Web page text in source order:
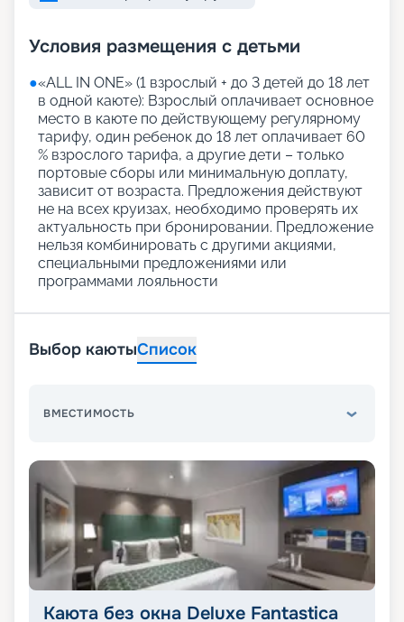
Условия размещения с детьми
●«АLL IN ONE» (1 взрослый + до 3 детей до 18 лет
в одной каюте): Взрослый оплачивает основное
место в каюте по действующему регулярному
тарифу, один ребенок до 18 лет оплачивает 60
% взрослого тарифа, а другие дети – только
портовые сборы или минимальную доплату,
зависит от возраста. Предложения действуют
не на всех круизах, необходимо проверять их
актуальность при бронировании. Предложение
нельзя комбинировать с другими акциями,
специальными предложениями или
программами лояльности
Выбор каютыСписок
ВМЕСТИМОСТЬ
Каюта без окна Deluxe Fantastica